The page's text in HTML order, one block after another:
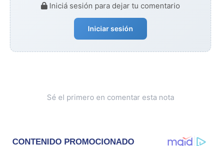
Iniciá sesión para dejar tu comentario
Iniciar sesión
Sé el primero en comentar esta nota